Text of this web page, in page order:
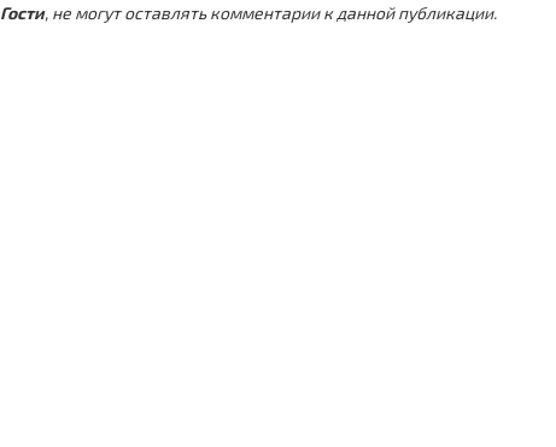
Гости, не могут оставлять комментарии к данной публикации.